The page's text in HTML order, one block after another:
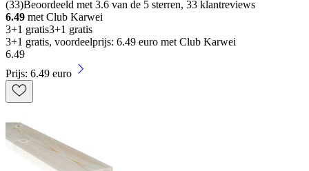
(33)Beoordeeld met 3.6 van de 5 sterren, 33 klantreviews
6.49 met Club Karwei
3+1 gratis3+1 gratis
3+1 gratis, voordeelprijs: 6.49 euro met Club Karwei
6.49
Prijs: 6.49 euro